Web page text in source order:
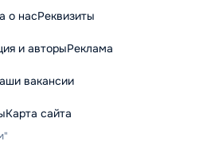
о насРеквизиты
и авторыРеклама
вакансии
Карта сайта